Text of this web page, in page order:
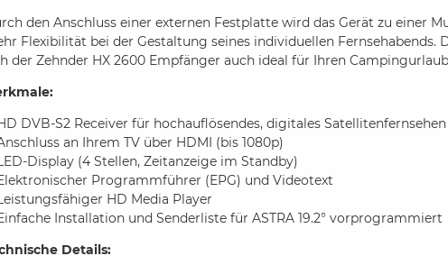
den Anschluss einer externen Festplatte wird das Gerät zu einer
Flexibilität bei der Gestaltung seines individuellen Fernsehabends.
der Zehnder HX 2600 Empfänger auch ideal für Ihren
DVB-S2 Receiver für hochauflösendes, digitales Satellitenfernsehen
an Ihrem TV über HDMI (bis 1080p)
Display (4 Stellen, Zeitanzeige im Standby)
Programmführer (EPG) und Videotext
HD Media Player
Installation und Senderliste für ASTRA 19.2° vorprogrammiert
Details: